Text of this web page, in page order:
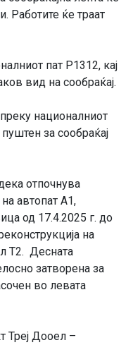
Работите ќе траат
пат Р1312, кај
вид на сообраќај.
националниот
за сообраќај
отпочнува
автопат А1,
од 17.4.2025 г. до
на
Т2. Десната
затворена за
во левата
Треј Дооел –